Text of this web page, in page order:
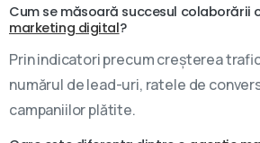
Cum se măsoară succesul colaborării
marketing digital?
Prin indicatori precum creșterea
numărul de lead-uri, ratele de
campaniilor plătite.